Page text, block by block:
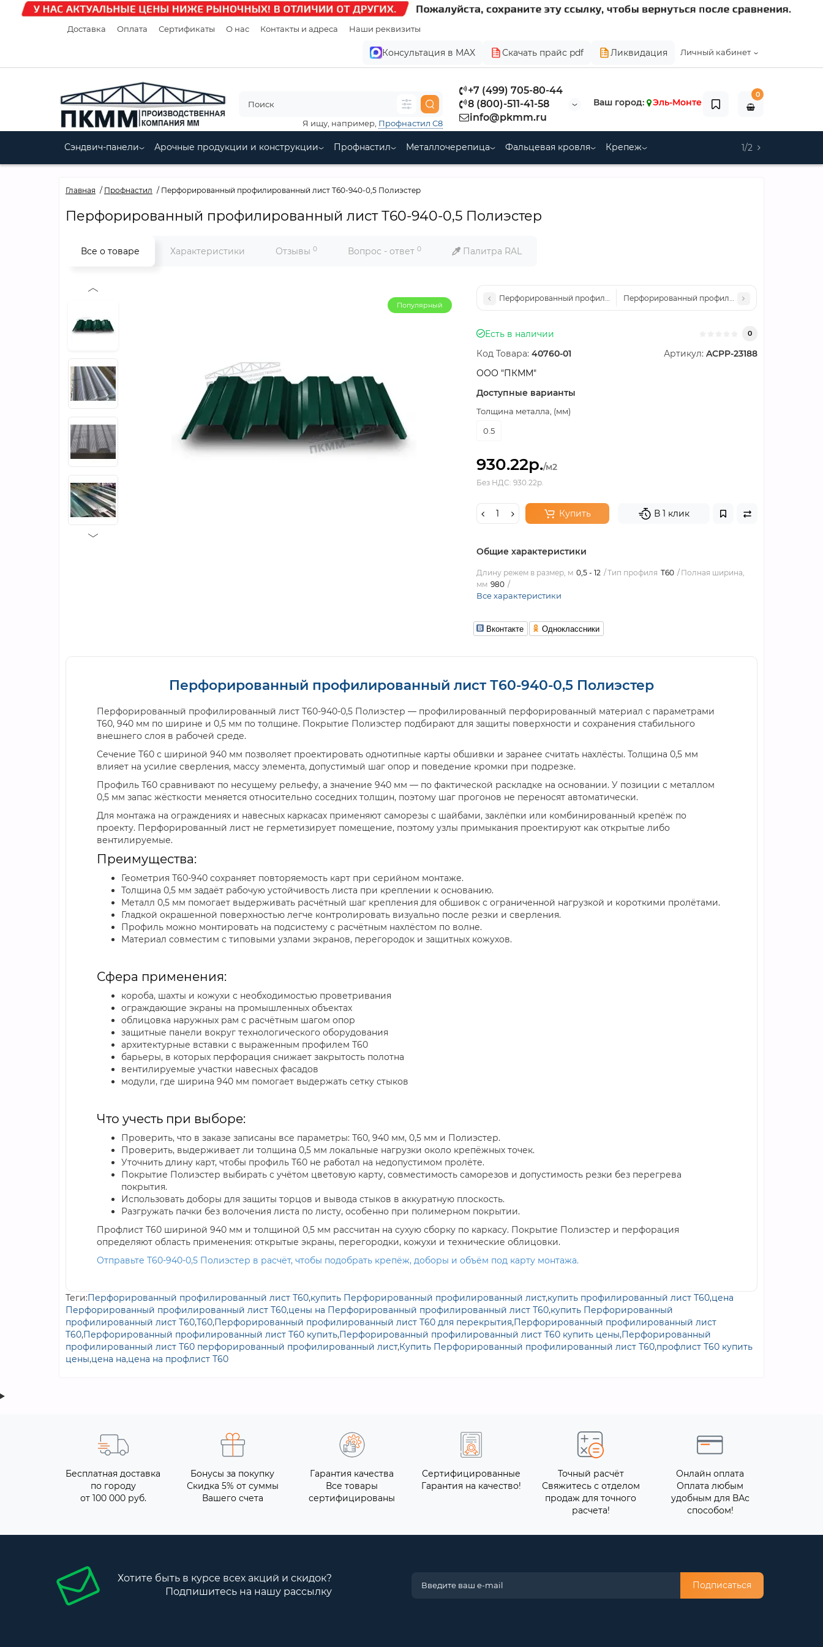
Доставка Оплата Сертификаты О нас Контакты и адреса Наши реквизиты
Личный кабинет
Консультация в MAX Скачать прайс pdf Ликвидация
+7 (499) 705-80-44
8 (800)-511-41-58
info@pkmm.ru
Я ищу, например, Профнастил С8
Ваш город: Эль-Монте
0
Сэндвич-панели Арочные продукции и конструкции Профнастил Металлочерепица Фальцевая кровля Крепеж 1/2
Главная Профнастил Перфорированный профилированный лист Т60-940-0,5 Полиэстер
Перфорированный профилированный лист Т60-940-0,5 Полиэстер
Все о товаре Характеристики Отзывы 0 Вопрос - ответ 0 Палитра RAL
Популярный
Перфорированный профилированный лист Т55-940-1,25 Алюцинковый
Перфорированный профилированный лист Т60-
Есть в наличии 0
Код Товара: 40760-01 Артикул: ACPP-23188
ООО "ПКММ"
Доступные варианты
Толщина металла, (мм)
0.5
930.22р./м2
Без НДС: 930.22р.
Купить В 1 клик
Общие характеристики
Длину режем в размер, м 0,5 - 12 Тип профиля Т60
Полная ширина,
мм 980
Все характеристики
Вконтакте Одноклассники
Перфорированный профилированный лист Т60-940-0,5 Полиэстер
Перфорированный профилированный лист Т60-940-0,5 Полиэстер — профилированный перфорированный материал с параметрами
Т60, 940 мм по ширине и 0,5 мм по толщине. Покрытие Полиэстер подбирают для защиты поверхности и сохранения стабильного
внешнего слоя в рабочей среде.
Сечение Т60 с шириной 940 мм позволяет проектировать однотипные карты обшивки и заранее считать нахлёсты. Толщина 0,5 мм
влияет на усилие сверления, массу элемента, допустимый шаг опор и поведение кромки при подрезке.
Профиль Т60 сравнивают по несущему рельефу, а значение 940 мм — по фактической раскладке на основании. У позиции с металлом
0,5 мм запас жёсткости меняется относительно соседних толщин, поэтому шаг прогонов не переносят автоматически.
Для монтажа на ограждениях и навесных каркасах применяют саморезы с шайбами, заклёпки или комбинированный крепёж по
проекту. Перфорированный лист не герметизирует помещение, поэтому узлы примыкания проектируют как открытые либо
вентилируемые.
Преимущества:
Геометрия Т60-940 сохраняет повторяемость карт при серийном монтаже.
Толщина 0,5 мм задаёт рабочую устойчивость листа при креплении к основанию.
Металл 0,5 мм помогает выдерживать расчётный шаг крепления для обшивок с ограниченной нагрузкой и короткими пролётами.
Гладкой окрашенной поверхностью легче контролировать визуально после резки и сверления.
Профиль можно монтировать на подсистему с расчётным нахлёстом по волне.
Материал совместим с типовыми узлами экранов, перегородок и защитных кожухов.
Сфера применения:
короба, шахты и кожухи с необходимостью проветривания
ограждающие экраны на промышленных объектах
облицовка наружных рам с расчётным шагом опор
защитные панели вокруг технологического оборудования
архитектурные вставки с выраженным профилем Т60
барьеры, в которых перфорация снижает закрытость полотна
вентилируемые участки навесных фасадов
модули, где ширина 940 мм помогает выдержать сетку стыков
Что учесть при выборе:
Проверить, что в заказе записаны все параметры: Т60, 940 мм, 0,5 мм и Полиэстер.
Проверить, выдерживает ли толщина 0,5 мм локальные нагрузки около крепёжных точек.
Уточнить длину карт, чтобы профиль Т60 не работал на недопустимом пролёте.
Покрытие Полиэстер выбирать с учётом цветовую карту, совместимость саморезов и допустимость резки без перегрева
покрытия.
Использовать доборы для защиты торцов и вывода стыков в аккуратную плоскость.
Разгружать пачки без волочения листа по листу, особенно при полимерном покрытии.
Профлист Т60 шириной 940 мм и толщиной 0,5 мм рассчитан на сухую сборку по каркасу. Покрытие Полиэстер и перфорация
определяют область применения: открытые экраны, перегородки, кожухи и технические облицовки.
Отправьте Т60-940-0,5 Полиэстер в расчёт, чтобы подобрать крепёж, доборы и объём под карту монтажа.
Теги:Перфорированный профилированный лист Т60,купить Перфорированный профилированный лист,купить профилированный лист Т60,цена
Перфорированный профилированный лист Т60,цены на Перфорированный профилированный лист Т60,купить Перфорированный
профилированный лист Т60,Т60,Перфорированный профилированный лист Т60 для перекрытия,Перфорированный профилированный лист
Т60,Перфорированный профилированный лист Т60 купить,Перфорированный профилированный лист Т60 купить цены,Перфорированный
профилированный лист Т60 перфорированный профилированный лист,Купить Перфорированный профилированный лист Т60,профлист Т60 купить
цены,цена на,цена на профлист Т60
Бесплатная доставка
по городу
от 100 000 руб.
Бонусы за покупку
Скидка 5% от суммы
Вашего счета
Гарантия качества
Все товары
сертифицированы
Сертифицированные
Гарантия на качество!
Точный расчёт
Свяжитесь с отделом
продаж для точного
расчета!
Онлайн оплата
Оплата любым
удобным для ВАс
способом!
Хотите быть в курсе всех акций и скидок?
Подпишитесь на нашу рассылку
Подписаться